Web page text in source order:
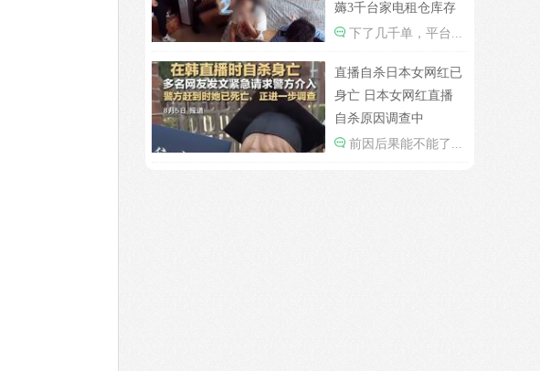
薅3千台家电租仓库存
放 下了几千单，平台...
直播自杀日本女网红已
身亡 日本女网红直播
自杀原因调查中
前因后果能不能了...